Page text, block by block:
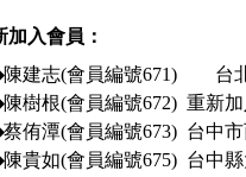
加入會員：
陳建志(會員編號671)
陳樹根(會員編號672) 重
蔡侑潭(會員編號673) 台
陳貴如(會員編號675) 台